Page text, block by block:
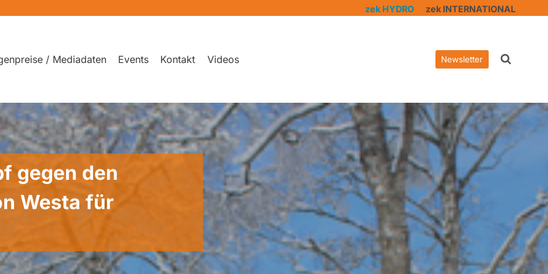
zek HYDRO zek INTERNATIONAL
/ Mediadaten Events Kontakt Videos Newsletter
gegen den
Westa für